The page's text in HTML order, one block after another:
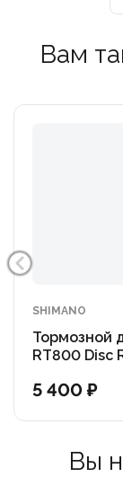
Вам
SHIMANO
Тормозной
RT800 Disc
5 400 ₽
Вы